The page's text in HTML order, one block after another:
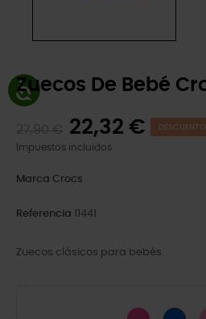
Zuecos De Bebé
22,32 €
Impuestos incluidos
Marca Crocs
Referencia 11441
Zuecos clásicos para bebés.
Pink CrushBlue Bolt